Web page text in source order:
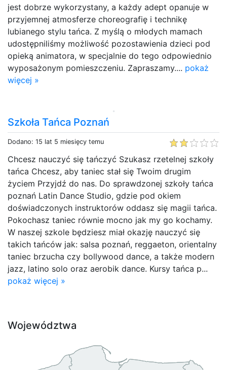
jest dobrze wykorzystany, a każdy adept opanuje w
przyjemnej atmosferze choreografię i technikę
lubianego stylu tańca. Z myślą o młodych mamach
udostępniliśmy możliwość pozostawienia dzieci pod
opieką animatora, w specjalnie do tego odpowiednio
wyposażonym pomieszczeniu. Zapraszamy.... pokaż
więcej »
Szkoła Tańca Poznań
Dodano: 15 lat 5 miesięcy temu
Chcesz nauczyć się tańczyć Szukasz rzetelnej szkoły
tańca Chcesz, aby taniec stał się Twoim drugim
życiem Przyjdź do nas. Do sprawdzonej szkoły tańca
poznań Latin Dance Studio, gdzie pod okiem
doświadczonych instruktorów oddasz się magii tańca.
Pokochasz taniec równie mocno jak my go kochamy.
W naszej szkole będziesz miał okazję nauczyć się
takich tańców jak: salsa poznań, reggaeton, orientalny
taniec brzucha czy bollywood dance, a także modern
jazz, latino solo oraz aerobik dance. Kursy tańca p...
pokaż więcej »
Województwa